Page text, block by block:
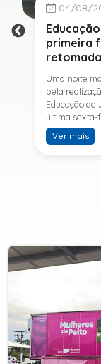
04/08/
primeira
Uma noite
pela
Educação de
última sexta-
cerimônia
alunos e
SESI,
retomar os
Jovens e
oferecida
passou por
com o SESI,
o Ensino
Médio,
para que
Ver mais